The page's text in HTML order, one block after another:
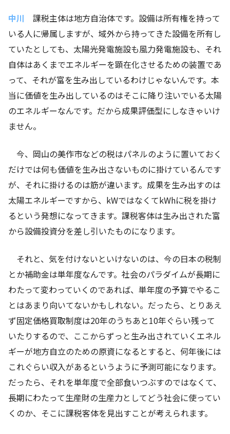
中川 課税主体は地方自治体です。設備は所有権を持って
いる人に帰属しますが、域外から持ってきた設備を所有し
ていたとしても、太陽光発電施設も風力発電施設も、それ
自体はあくまでエネルギーを顕在化させるための装置であ
って、それが富を生み出しているわけじゃないんです。本
当に価値を生み出しているのはそこに降り注いでいる太陽
のエネルギーなんです。だから成果評価型にしなきゃいけ
ません。
今、岡山の美作市などの税はパネルのように置いておく
だけでは何も価値を生み出さないものに掛けているんです
が、それに掛けるのは筋が違います。成果を生み出すのは
太陽エネルギーですから、 kWではなくてkWhに税を掛け
るという発想になってきます。課税客体は生み出された富
から設備投資分を差し引いたものになります。
それと、気を付けないといけないのは、今の日本の税制
とか補助金は単年度なんです。社会のパラダイムが長期に
わたって変わっていくのであれば、単年度の予算でやるこ
とはあまり向いてないかもしれない。だったら、とりあえ
ず固定価格買取制度は20年のうちあと10年ぐらい残って
いたりするので、ここからずっと生み出されていくエネル
ギーが地方自立のための原資になるとすると、何年後には
これぐらい収入があるというように予測可能になります。
だったら、それを単年度で全部食いつぶすのではなくて、
長期にわたって生産財の生産力としてどう社会に使ってい
くのか、そこに課税客体を見出すことが考えられます。